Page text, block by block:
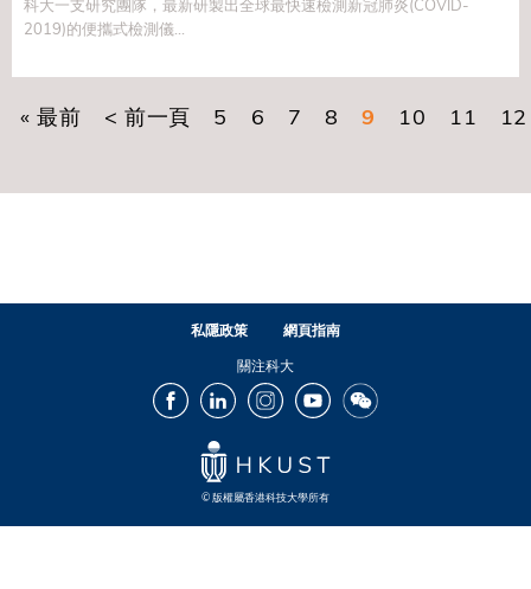
科大一支研究團隊，最新研製出全球最快速檢測新冠肺炎(COVID-
2019)的便攜式檢測儀...
Pagination
First page
« 最前 Previous page
< 前一頁 頁面
5 頁面
6 頁面
7 頁面
8 目前頁面
9 頁面
10 頁面
11 頁
12
私隱政策
網頁指南
關注科大
FacebookLinkedInInstagramYoutubeWechat
© 版權屬香港科技大學所有